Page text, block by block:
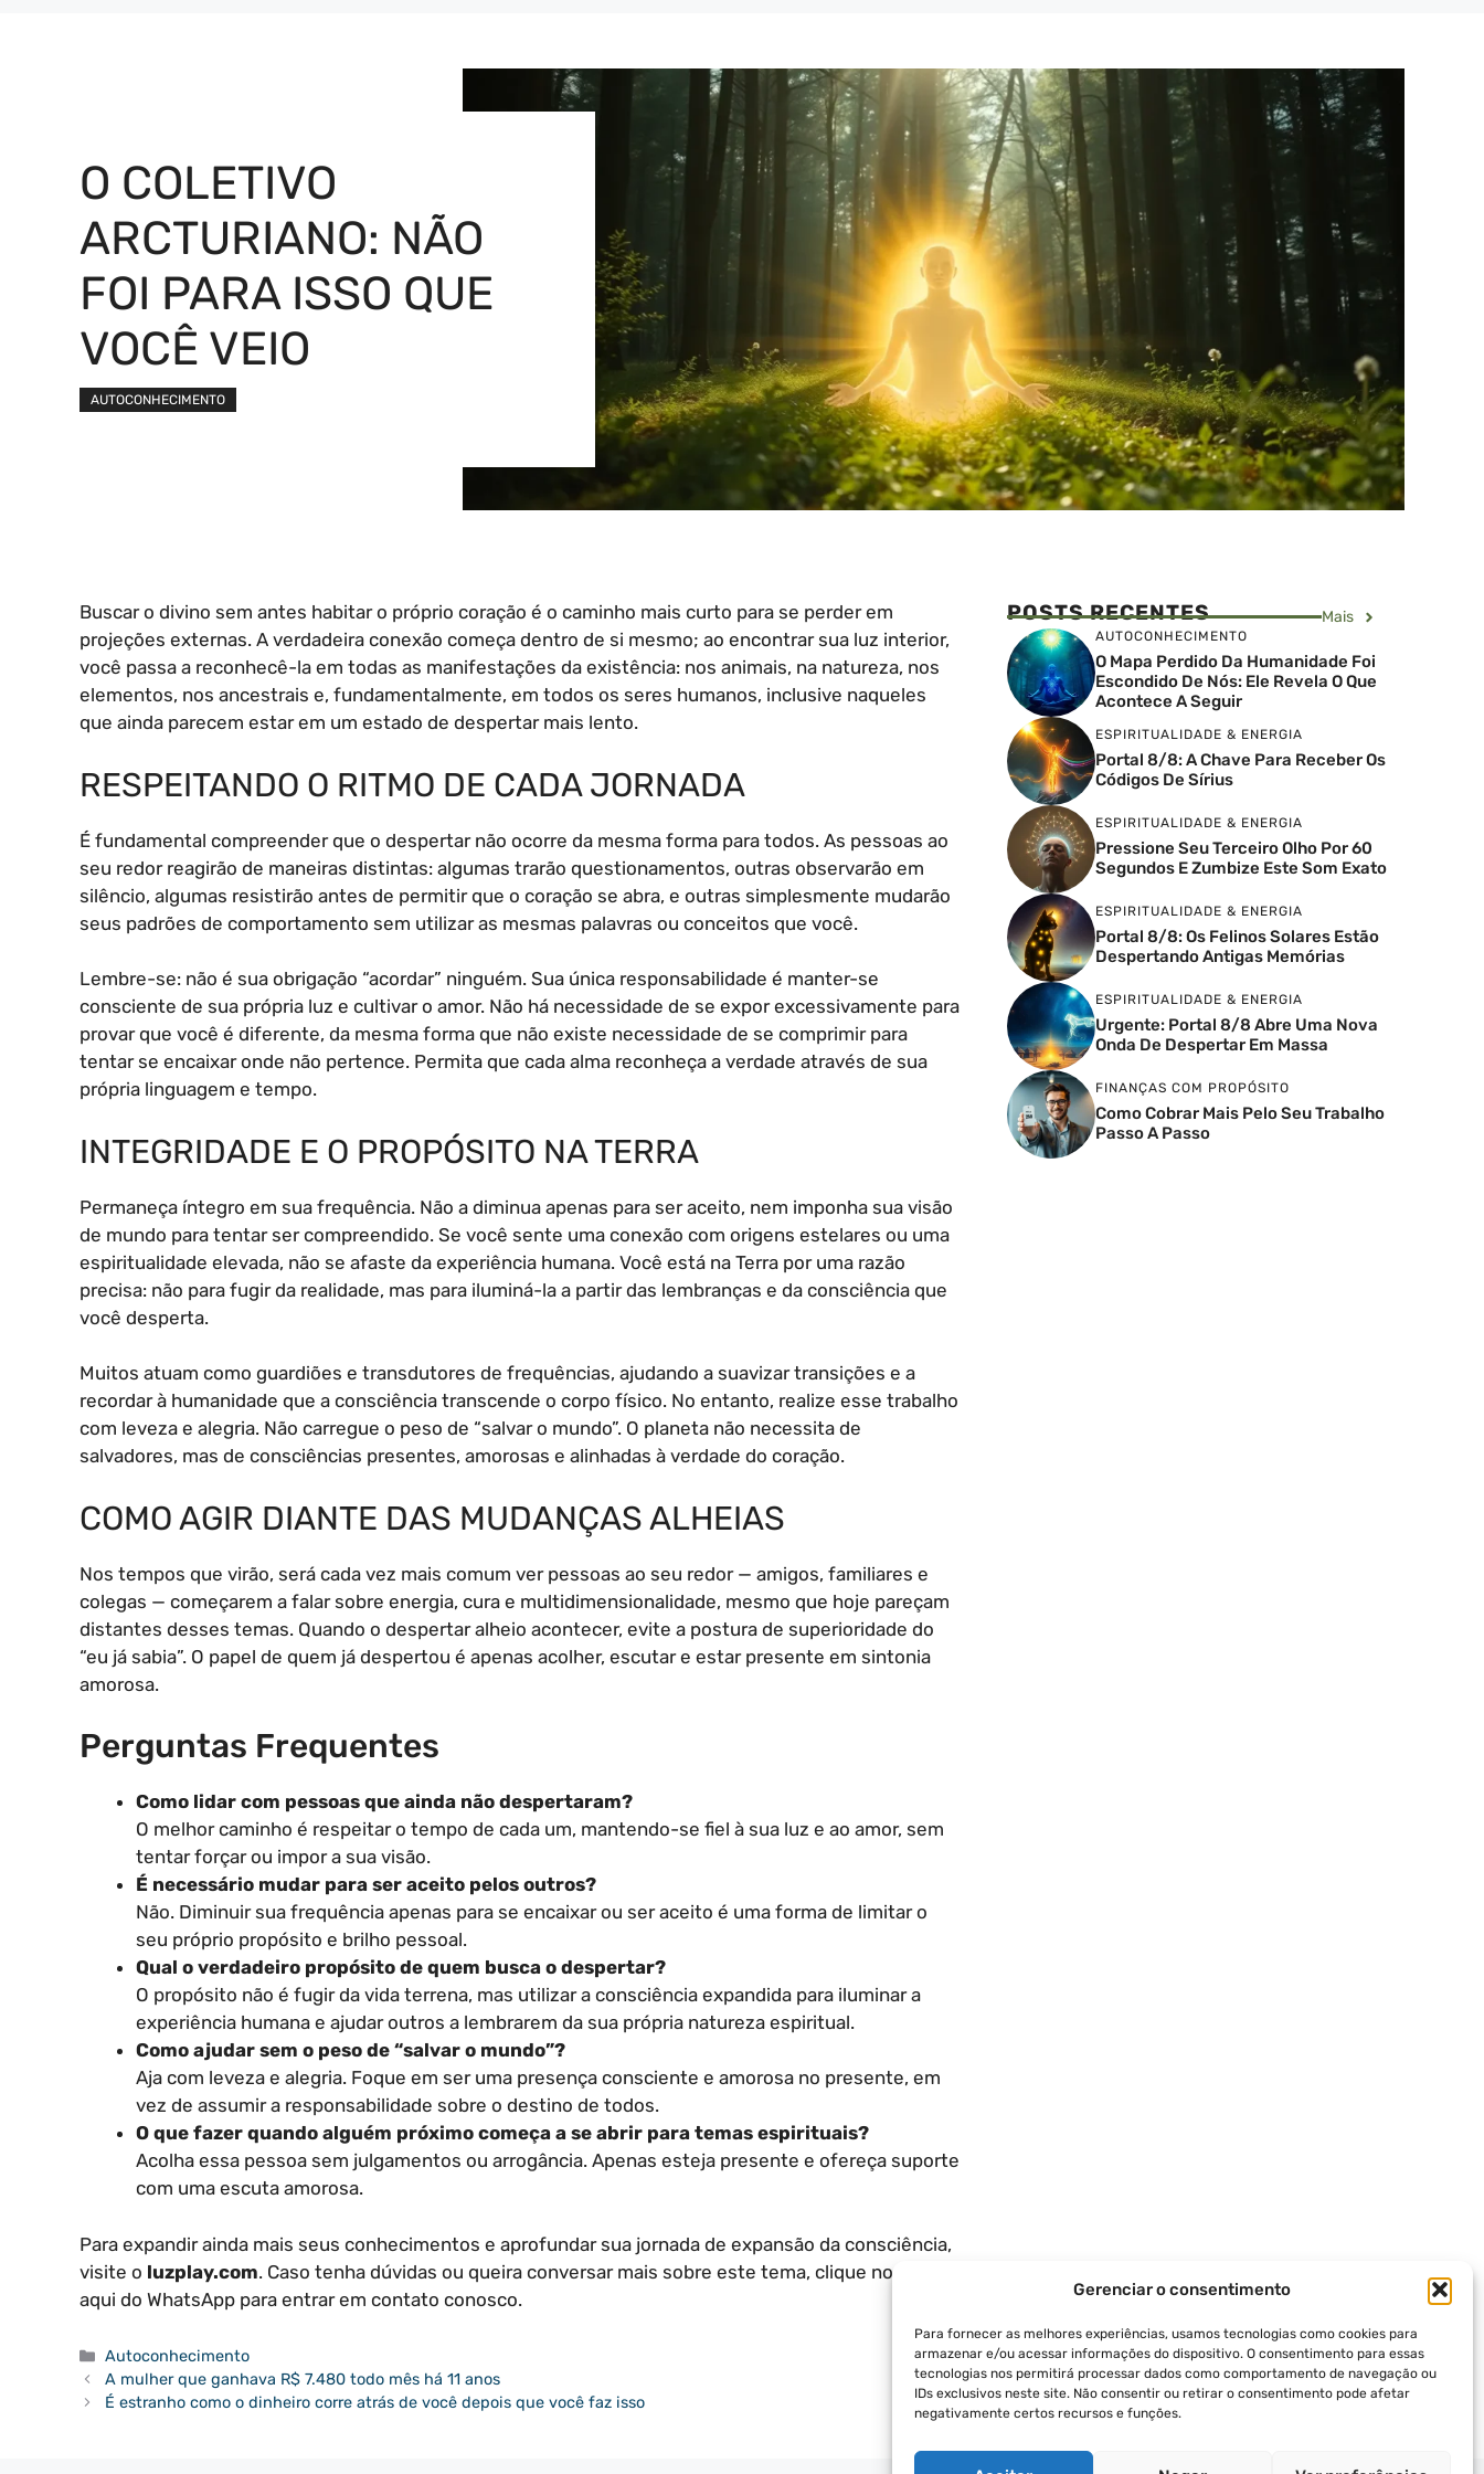
Gerenciar o consentimento
Para fornecer as melhores experiências, usamos tecnologias como cookies para
armazenar e/ou acessar informações do dispositivo. O consentimento para essas
tecnologias nos permitirá processar dados como comportamento de navegação ou
IDs exclusivos neste site. Não consentir ou retirar o consentimento pode afetar
negativamente certos recursos e funções.
O COLETIVO
ARCTURIANO: NÃO
FOI PARA ISSO QUE
VOCÊ VEIO
AUTOCONHECIMENTO
Buscar o divino sem antes habitar o próprio coração é o caminho mais curto para se perder em
projeções externas. A verdadeira conexão começa dentro de si mesmo; ao encontrar sua luz interior,
você passa a reconhecê-la em todas as manifestações da existência: nos animais, na natureza, nos
elementos, nos ancestrais e, fundamentalmente, em todos os seres humanos, inclusive naqueles
que ainda parecem estar em um estado de despertar mais lento.
RESPEITANDO O RITMO DE CADA JORNADA
É fundamental compreender que o despertar não ocorre da mesma forma para todos. As pessoas ao
seu redor reagirão de maneiras distintas: algumas trarão questionamentos, outras observarão em
silêncio, algumas resistirão antes de permitir que o coração se abra, e outras simplesmente mudarão
seus padrões de comportamento sem utilizar as mesmas palavras ou conceitos que você.
Lembre-se: não é sua obrigação “acordar” ninguém. Sua única responsabilidade é manter-se
consciente de sua própria luz e cultivar o amor. Não há necessidade de se expor excessivamente para
provar que você é diferente, da mesma forma que não existe necessidade de se comprimir para
tentar se encaixar onde não pertence. Permita que cada alma reconheça a verdade através de sua
própria linguagem e tempo.
INTEGRIDADE E O PROPÓSITO NA TERRA
Permaneça íntegro em sua frequência. Não a diminua apenas para ser aceito, nem imponha sua visão
de mundo para tentar ser compreendido. Se você sente uma conexão com origens estelares ou uma
espiritualidade elevada, não se afaste da experiência humana. Você está na Terra por uma razão
precisa: não para fugir da realidade, mas para iluminá-la a partir das lembranças e da consciência que
você desperta.
Muitos atuam como guardiões e transdutores de frequências, ajudando a suavizar transições e a
recordar à humanidade que a consciência transcende o corpo físico. No entanto, realize esse trabalho
com leveza e alegria. Não carregue o peso de “salvar o mundo”. O planeta não necessita de
salvadores, mas de consciências presentes, amorosas e alinhadas à verdade do coração.
COMO AGIR DIANTE DAS MUDANÇAS ALHEIAS
Nos tempos que virão, será cada vez mais comum ver pessoas ao seu redor — amigos, familiares e
colegas — começarem a falar sobre energia, cura e multidimensionalidade, mesmo que hoje pareçam
distantes desses temas. Quando o despertar alheio acontecer, evite a postura de superioridade do
“eu já sabia”. O papel de quem já despertou é apenas acolher, escutar e estar presente em sintonia
amorosa.
Perguntas Frequentes
Como lidar com pessoas que ainda não despertaram?
O melhor caminho é respeitar o tempo de cada um, mantendo-se fiel à sua luz e ao amor, sem
tentar forçar ou impor a sua visão.
É necessário mudar para ser aceito pelos outros?
Não. Diminuir sua frequência apenas para se encaixar ou ser aceito é uma forma de limitar o
seu próprio propósito e brilho pessoal.
Qual o verdadeiro propósito de quem busca o despertar?
O propósito não é fugir da vida terrena, mas utilizar a consciência expandida para iluminar a
experiência humana e ajudar outros a lembrarem da sua própria natureza espiritual.
Como ajudar sem o peso de “salvar o mundo”?
Aja com leveza e alegria. Foque em ser uma presença consciente e amorosa no presente, em
vez de assumir a responsabilidade sobre o destino de todos.
O que fazer quando alguém próximo começa a se abrir para temas espirituais?
Acolha essa pessoa sem julgamentos ou arrogância. Apenas esteja presente e ofereça suporte
com uma escuta amorosa.
Para expandir ainda mais seus conhecimentos e aprofundar sua jornada de expansão da consciência,
visite o luzplay.com. Caso tenha dúvidas ou queira conversar mais sobre este tema, clique no ícone
aqui do WhatsApp para entrar em contato conosco.
Categorias
Autoconhecimento
A mulher que ganhava R$ 7.480 todo mês há 11 anos
É estranho como o dinheiro corre atrás de você depois que você faz isso
POSTS RECENTES Mais
AUTOCONHECIMENTO
O Mapa Perdido Da Humanidade Foi
Escondido De Nós: Ele Revela O Que
Acontece A Seguir
ESPIRITUALIDADE & ENERGIA
Portal 8/8: A Chave Para Receber Os
Códigos De Sírius
ESPIRITUALIDADE & ENERGIA
Pressione Seu Terceiro Olho Por 60
Segundos E Zumbize Este Som Exato
ESPIRITUALIDADE & ENERGIA
Portal 8/8: Os Felinos Solares Estão
Despertando Antigas Memórias
ESPIRITUALIDADE & ENERGIA
Urgente: Portal 8/8 Abre Uma Nova
Onda De Despertar Em Massa
FINANÇAS COM PROPÓSITO
Como Cobrar Mais Pelo Seu Trabalho
Passo A Passo